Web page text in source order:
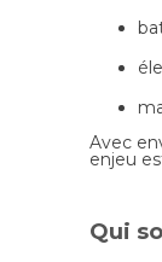
Avec
enjeu
Qui